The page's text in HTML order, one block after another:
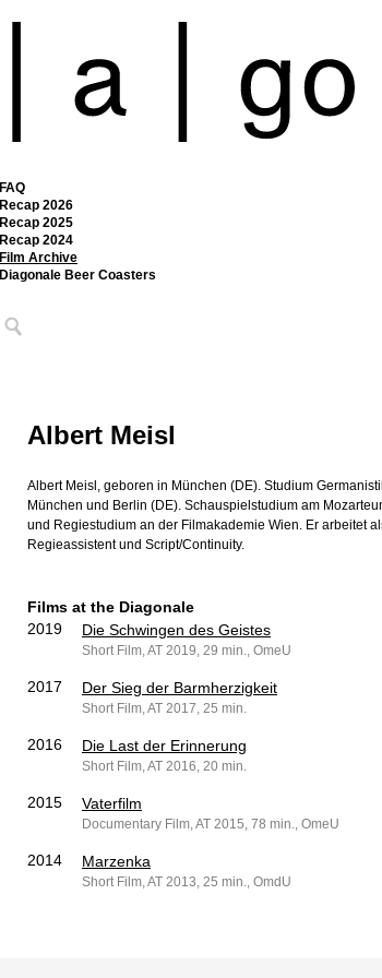
FAQ
Recap 2026
Recap 2025
Recap 2024
Film Archive
Diagonale Beer Coasters
Albert Meisl
Albert Meisl, geboren in München (DE). Studium
München und Berlin (DE). Schauspielstudium am
und Regiestudium an der Filmakademie Wien. Er arbeitet
Regieassistent und Script/Continuity.
Films at the Diagonale
2019
Die Schwingen des Geistes
Short Film, AT 2019, 29 min., OmeU
2017 Der Sieg der Barmherzigkeit
Short Film, AT 2017, 25 min.
2016 Die Last der Erinnerung
Short Film, AT 2016, 20 min.
2015 Vaterfilm
Documentary Film, AT 2015, 78 min., OmeU
2014 Marzenka
Short Film, AT 2013, 25 min., OmdU